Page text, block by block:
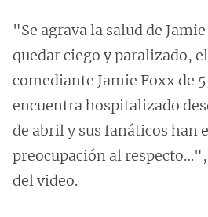
"Se agrava la salud de
quedar ciego y paralizado,
comediante Jamie Foxx de
encuentra hospitalizado
de abril y sus fanáticos han
preocupación al
del video.